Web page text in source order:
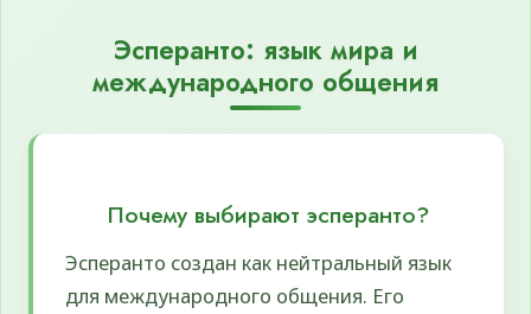
Эсперанто: язык мира и
международного общения
Почему выбирают эсперанто?
Эсперанто создан как нейтральный язык
для международного общения. Его